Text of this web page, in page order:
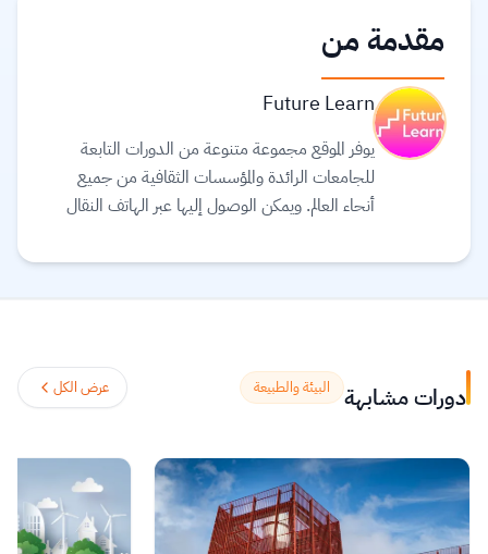
مقدمة من
Future Learn
يوفر الموقع مجموعة متنوعة من الدورات التابعة
للجامعات الرائدة والمؤسسات الثقافية من جميع
أنحاء العالم. ويمكن الوصول إليها عبر الهاتف النقال
يمكنك توفيق التعليم في حياتك. يعتقد القائمون على
يساعدك على اكتشافات جديدة وتشكيل أفكار
جديدة.اقرأ المزيد. دورات مشابهة البيئة والطبيعة عرض الكل